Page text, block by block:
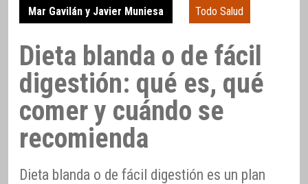
Mar Gavilán y Javier Muniesa Todo Salud
Dieta blanda o de fácil
digestión: qué es, qué
comer y cuándo se
recomienda
Dieta blanda o de fácil digestión es un plan